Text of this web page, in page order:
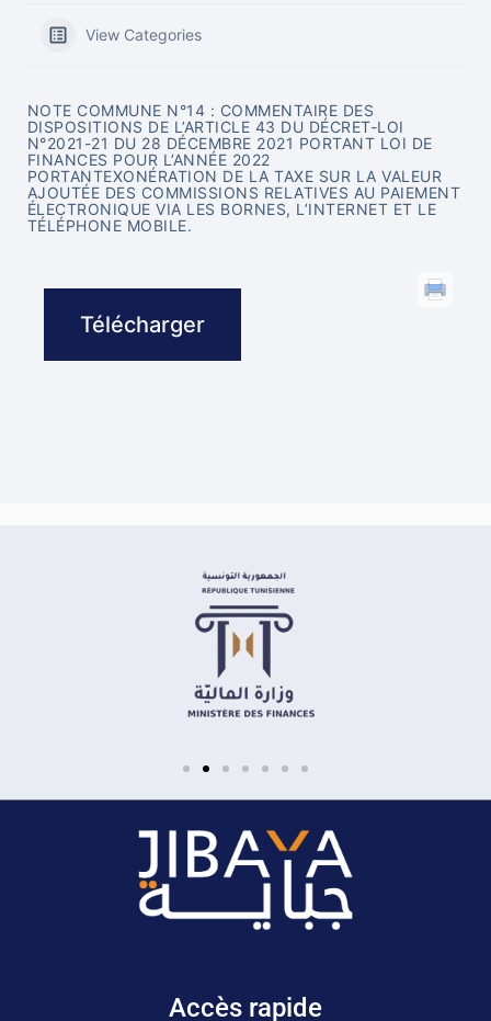
View Categories
NOTE COMMUNE N°14 : COMMENTAIRE DES
DISPOSITIONS DE L’ARTICLE 43 DU DÉCRET-LOI
N°2021-21 DU 28 DÉCEMBRE 2021 PORTANT LOI DE
FINANCES POUR L’ANNÉE 2022
PORTANTEXONÉRATION DE LA TAXE SUR LA VALEUR
AJOUTÉE DES COMMISSIONS RELATIVES AU PAIEMENT
ÉLECTRONIQUE VIA LES BORNES, L’INTERNET ET LE
TÉLÉPHONE MOBILE.
Télécharger
Accès rapide